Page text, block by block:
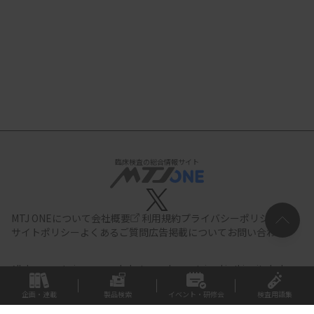
臨床検査の総合情報サイト
MTJ ONEについて会社概要 利用規約プライバシーポリシー
サイトポリシー よくあるご質問広告掲載について お問い合わせ
All documents,images and photographs contained in this site belong
to JIHO,Inc.
Use of these documents, images and photographs is
strictly prohibited.Copyright (C) JIHO,Inc.
企画・連載 製品検索 イベント・研修会 検査用語集